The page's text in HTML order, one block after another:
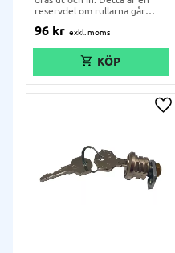
reservdel om rullarna går
96 kr